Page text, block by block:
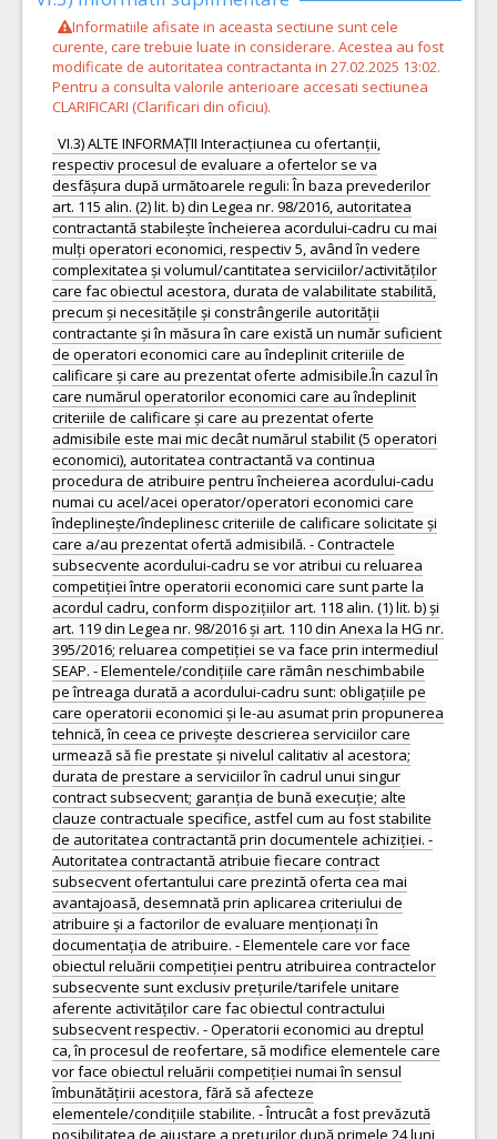
Informatiile afisate in aceasta sectiune sunt cele
curente, care trebuie luate in considerare. Acestea au fost
modificate de autoritatea contractanta in 27.02.2025 13:02.
Pentru a consulta valorile anterioare accesati sectiunea
CLARIFICARI (Clarificari din oficiu).
VI.3) ALTE INFORMAȚII Interacțiunea cu ofertanții,
respectiv procesul de evaluare a ofertelor se va
desfășura după următoarele reguli: În baza prevederilor
art. 115 alin. (2) lit. b) din Legea nr. 98/2016, autoritatea
contractantă stabilește încheierea acordului-cadru cu mai
mulți operatori economici, respectiv 5, având în vedere
complexitatea și volumul/cantitatea serviciilor/activităților
care fac obiectul acestora, durata de valabilitate stabilită,
precum și necesitățile și constrângerile autorității
contractante și în măsura în care există un număr suficient
de operatori economici care au îndeplinit criteriile de
calificare și care au prezentat oferte admisibile.În cazul în
care numărul operatorilor economici care au îndeplinit
criteriile de calificare și care au prezentat oferte
admisibile este mai mic decât numărul stabilit (5 operatori
economici), autoritatea contractantă va continua
procedura de atribuire pentru încheierea acordului-cadu
numai cu acel/acei operator/operatori economici care
îndeplinește/îndeplinesc criteriile de calificare solicitate și
care a/au prezentat ofertă admisibilă. - Contractele
subsecvente acordului-cadru se vor atribui cu reluarea
competiției între operatorii economici care sunt parte la
acordul cadru, conform dispozițiilor art. 118 alin. (1) lit. b) și
art. 119 din Legea nr. 98/2016 și art. 110 din Anexa la HG nr.
395/2016; reluarea competiției se va face prin intermediul
SEAP. - Elementele/condițiile care rămân neschimbabile
pe întreaga durată a acordului-cadru sunt: obligațiile pe
care operatorii economici și le-au asumat prin propunerea
tehnică, în ceea ce privește descrierea serviciilor care
urmează să fie prestate și nivelul calitativ al acestora;
durata de prestare a serviciilor în cadrul unui singur
contract subsecvent; garanția de bună execuție; alte
clauze contractuale specifice, astfel cum au fost stabilite
de autoritatea contractantă prin documentele achiziției. -
Autoritatea contractantă atribuie fiecare contract
subsecvent ofertantului care prezintă oferta cea mai
avantajoasă, desemnată prin aplicarea criteriului de
atribuire și a factorilor de evaluare menționați în
documentația de atribuire. - Elementele care vor face
obiectul reluării competiției pentru atribuirea contractelor
subsecvente sunt exclusiv prețurile/tarifele unitare
aferente activităților care fac obiectul contractului
subsecvent respectiv. - Operatorii economici au dreptul
ca, în procesul de reofertare, să modifice elementele care
vor face obiectul reluării competiției numai în sensul
îmbunătățirii acestora, fără să afecteze
elementele/condițiile stabilite. - Întrucât a fost prevăzută
posibilitatea de ajustare a prețurilor după primele 24 luni